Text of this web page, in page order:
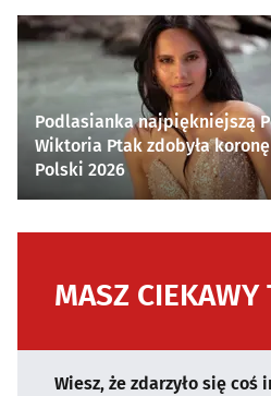
Podlasianka najpiękniejszą
Wiktoria Ptak zdobyła
Polski 2026
MASZ CIEKAWY
Wiesz, że zdarzyło się coś